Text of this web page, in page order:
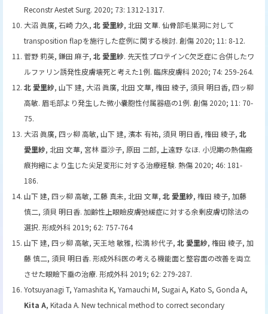
Reconstr Aestet Surg. 2020; 73: 1312-1317.
大沼 眞廣, 石崎 力久, 北 愛里紗, 北田 文華. 仙骨部毛巣洞に対して
transposition flapを施行した症例に関する検討. 創傷 2020; 11: 8-12.
菅野 莉英, 鎌田 麻子, 北 愛里紗. 先天性プロテインC欠乏症に合併したワ
ルファリン誘発性皮膚壊死と考えた1例. 臨床皮膚科 2020; 74: 259-264.
北 愛里紗, 山下 建, 大沼 眞廣, 北田 文華, 権田 綾子, 須貝 明日香, 四ッ柳
高敏. 眉毛部より発生した微小嚢胞性付属器癌の1例. 創傷 2020; 11: 70-
75.
大沼 眞廣, 四ッ柳 高敏, 山下 建, 濱本 有祐, 須貝 明日香, 権田 綾子, 北
愛里紗, 北田 文華, 宮林 亜沙子, 原田 二郎, 上遠野 なほ. 小児期の熱傷瘢
痕拘縮により生じた尖足変形に対する治療経験. 熱傷 2020; 46: 181-
186.
山下 建, 四ッ柳 高敏, 工藤 真未, 北田 文華, 北 愛里紗, 権田 綾子, 加藤
慎二, 須貝 明日香. 加齢性上眼瞼皮膚弛緩症に対する余剰皮膚切除法の
選択. 形成外科 2019; 62: 757-764
山下 建, 四ッ柳 高敏, 天王地 敏雅, 松満 紗代子, 北 愛里紗, 権田 綾子, 加
藤 慎二, 須貝 明日香. 形成外科医の考える機能面と整容面の改善を両立
させた眼瞼下垂の治療. 形成外科 2019; 62: 279-287.
Yotsuyanagi T, Yamashita K, Yamauchi M, Sugai A, Kato S, Gonda A,
Kita A, Kitada A. New technical method to correct secondary